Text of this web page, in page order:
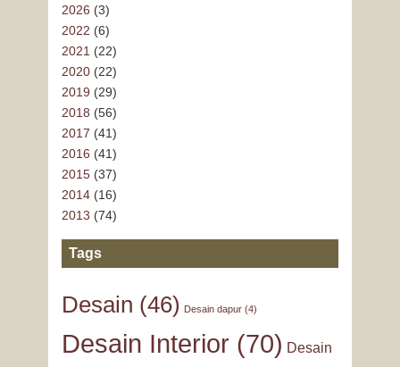
2026 (3)
2022 (6)
2021 (22)
2020(22)
2019 (29)
2018 (56)
2017 (41)
2016 (41)
2015(37)
2014(16)
2013 (74)
Tags
Desain (46) Desain dapur(4)
Desain Interior(70) Desain